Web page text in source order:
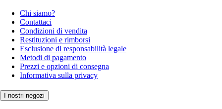
Chi siamo?
Contattaci
Condizioni di vendita
Restituzioni e rimborsi
Esclusione di responsabilità legale
Metodi di pagamento
Prezzi e opzioni di consegna
Informativa sulla privacy
I nostri negozi